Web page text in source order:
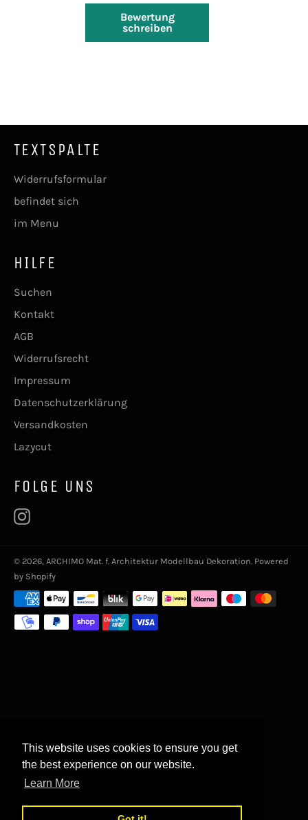
This website uses cookies to ensure you get
the best experience on our website.
Learn More
Bewertung
schreiben
TEXTSPALTE
Widerrufsformular
befindet sich
im Menu
HILFE
Suchen
Kontakt
AGB
Widerrufsrecht
Impressum
Datenschutzerklärung
Versandkosten
Lazycut
FOLGE UNS
© 2026, ARCHIMO Mat. f. Architektur Modellbau Dekoration. Powered
by Shopify
Zahlungsarten